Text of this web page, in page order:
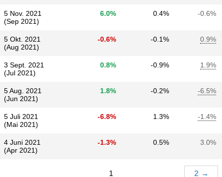
5 Nov. 2021
(Sep 2021)
6.0% 0.4% -0.6%
5 Okt. 2021
(Aug 2021)
-0.6% -0.1% 0.9%
3 Sept. 2021
(Jul 2021)
0.8% -0.9% 1.9%
5 Aug. 2021
(Jun 2021)
1.8% -0.2% -6.5%
5 Juli 2021
(Mai 2021)
-6.8% 1.3% -1.4%
4 Juni 2021
(Apr 2021)
-1.3% 0.5% 3.0%
1 2 →